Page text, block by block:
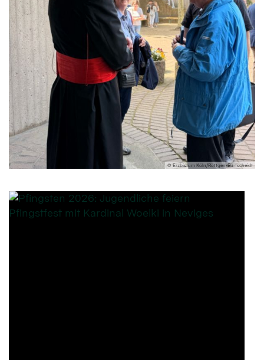
© Erzbistum Köln/Röttgen-Burtscheidt